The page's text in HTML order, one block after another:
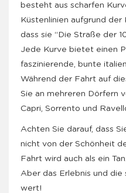
besteht aus scharfen
Küstenlinien aufgrund der
dass sie “Die Straße der
Jede Kurve bietet einen
faszinierende, bunte
Während der Fahrt auf
Sie an mehreren Dörfern
Capri, Sorrento und
Achten Sie darauf, dass
nicht von der Schönheit
Fahrt wird auch als ein
Aber das Erlebnis und die
wert!